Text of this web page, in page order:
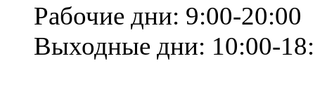
Рабочие дни: 9:00-20:00
Выходные дни: 10:00-